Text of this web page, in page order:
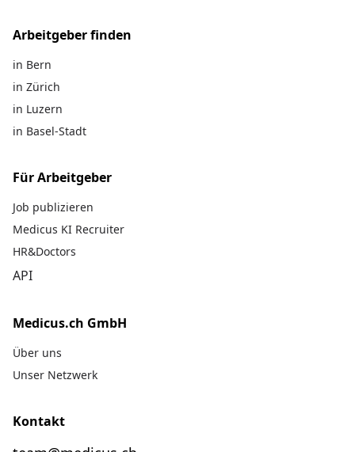
Arbeitgeber finden
in Bern
in Zürich
in Luzern
in Basel-Stadt
Für Arbeitgeber
Job publizieren
Medicus KI Recruiter
HR&Doctors
API
Medicus.ch GmbH
Über uns
Unser Netzwerk
Kontakt